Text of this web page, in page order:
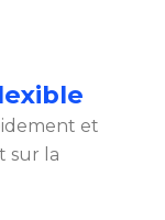
et
sur la